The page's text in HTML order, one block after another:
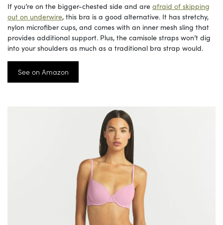
If you’re on the bigger-chested side and are afraid of skipping
out on underwire, this bra is a good alternative. It has stretchy,
nylon microfiber cups, and comes with an inner mesh sling that
provides additional support. Plus, the camisole straps won’t dig
into your shoulders as much as a traditional bra strap would.
See on Amazon